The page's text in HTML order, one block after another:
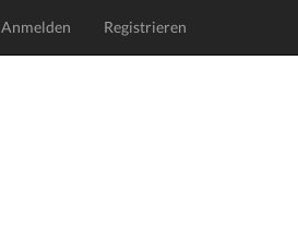
Anmelden Registrieren